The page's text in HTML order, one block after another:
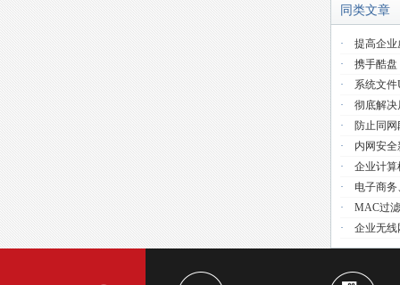
同类文章
· 提高企业
· 携手酷盘
· 系统文件
· 彻底解决
· 防止同
· 内网安
· 企业计算
· 电子商
· MAC过
· 企业无线